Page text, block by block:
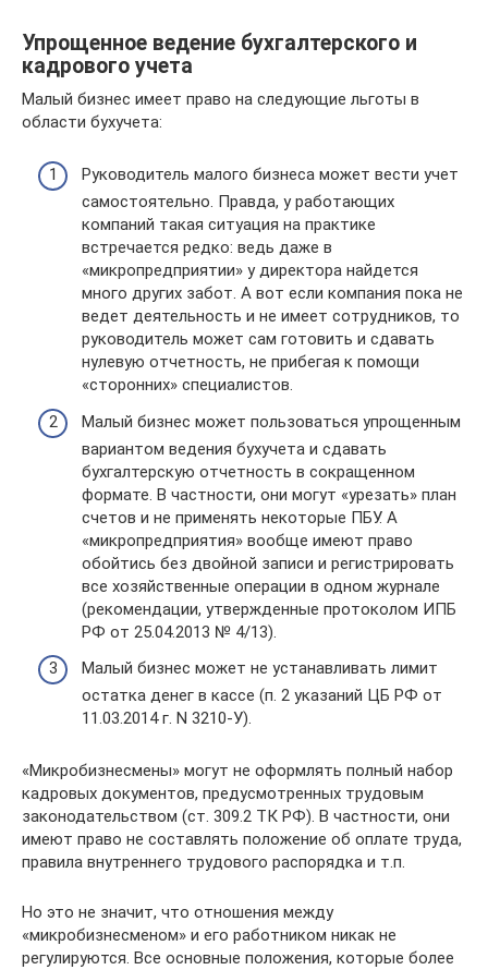
Упрощенное ведение бухгалтерского и
кадрового учета
Малый бизнес имеет право на следующие льготы в
области бухучета:
Руководитель малого бизнеса может вести учет
самостоятельно. Правда, у работающих
компаний такая ситуация на практике
встречается редко: ведь даже в
«микропредприятии» у директора найдется
много других забот. А вот если компания пока не
ведет деятельность и не имеет сотрудников, то
руководитель может сам готовить и сдавать
нулевую отчетность, не прибегая к помощи
«сторонних» специалистов.
Малый бизнес может пользоваться упрощенным
вариантом ведения бухучета и сдавать
бухгалтерскую отчетность в сокращенном
формате. В частности, они могут «урезать» план
счетов и не применять некоторые ПБУ. А
«микропредприятия» вообще имеют право
обойтись без двойной записи и регистрировать
все хозяйственные операции в одном журнале
(рекомендации, утвержденные протоколом ИПБ
РФ от 25.04.2013 № 4/13).
Малый бизнес может не устанавливать лимит
остатка денег в кассе (п. 2 указаний ЦБ РФ от
11.03.2014 г. N 3210-У).
«Микробизнесмены» могут не оформлять полный набор
кадровых документов, предусмотренных трудовым
законодательством (ст. 309.2 ТК РФ). В частности, они
имеют право не составлять положение об оплате труда,
правила внутреннего трудового распорядка и т.п.
Но это не значит, что отношения между
«микробизнесменом» и его работником никак не
регулируются. Все основные положения, которые более